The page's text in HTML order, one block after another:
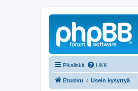
Pikalinkit UKK
Etusivu Usein kysyttyä